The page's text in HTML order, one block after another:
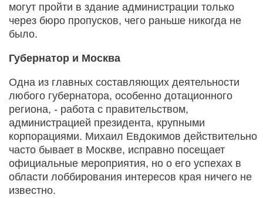
могут пройти в здание администрации только
через бюро пропусков, чего раньше никогда не
было.
Губернатор и Москва
Одна из главных составляющих деятельности
любого губернатора, особенно дотационного
региона, - работа с правительством,
администрацией президента, крупными
корпорациями. Михаил Евдокимов действительно
часто бывает в Москве, исправно посещает
официальные мероприятия, но о его успехах в
области лоббирования интересов края ничего не
известно.